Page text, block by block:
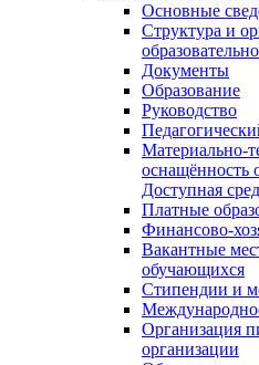
Основные
Структура и
Документы
Образование
Руководство
Материально-
оснащённость
Доступная
Платные
Финансово-
Вакантные
обучающихся
Стипендии и
Организация
организации